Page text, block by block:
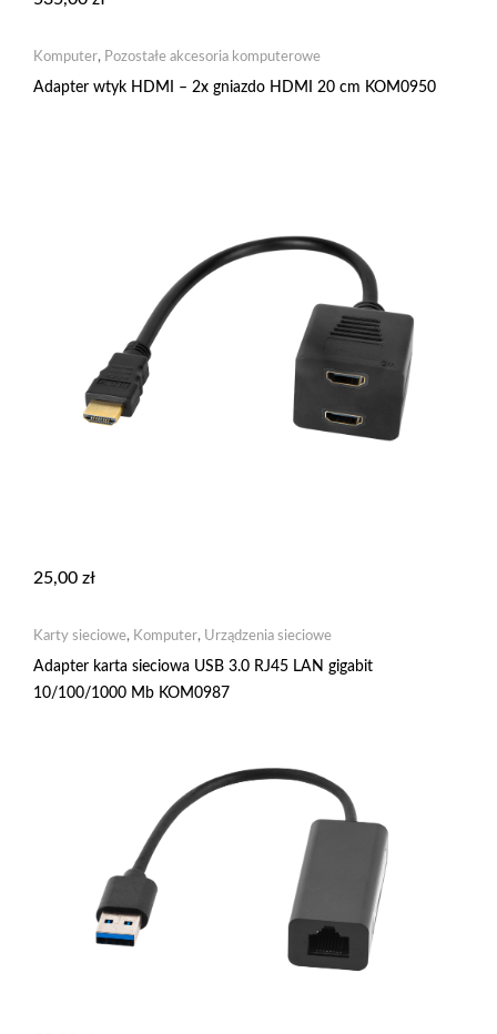
Komputer, Pozostałe akcesoria komputerowe
Adapter wtyk HDMI – 2x gniazdo HDMI 20 cm KOM0950
25,00 zł
Karty sieciowe, Komputer, Urządzenia sieciowe
Adapter karta sieciowa USB 3.0 RJ45 LAN gigabit
10/100/1000 Mb KOM0987